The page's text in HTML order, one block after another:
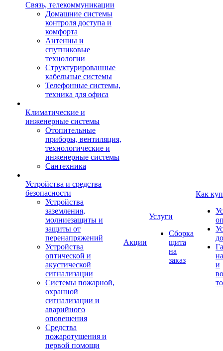
Связь, телекоммуникации
Домашние системы
контроля доступа и
комфорта
Антенны и
спутниковые
технологии
Структурированные
кабельные системы
Телефонные системы,
техника для офиса
Климатические и
инженерные системы
Отопительные
приборы, вентиляция,
технологические и
инженерные системы
Сантехника
Устройства и средства
безопасности
Устройства
заземления,
молниезащиты и
защиты от
перенапряжений
Устройства
оптической и
акустической
сигнализации
Системы пожарной,
охранной
сигнализации и
аварийного
оповещения
Средства
пожаротушения и
первой помощи
Акции
Услуги
Сборка
щита
на
заказ
Как
и